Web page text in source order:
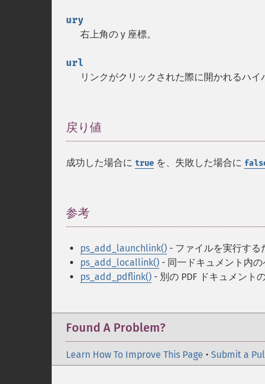
ury
右上角の y 座標。
url
リンクがクリックされた際に開かれるハイ
戻り値
成功した場合に true を、失敗した場合に
参考
ps_add_launchlink() - ファイルを実行する
ps_add_locallink() - 同一ドキュメント内
ps_add_pdflink() - 別の PDF ドキュメント
Found A Problem?
Learn How To Improve This Page • Submit a